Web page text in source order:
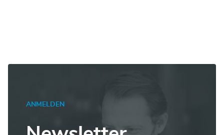
ANMELDEN